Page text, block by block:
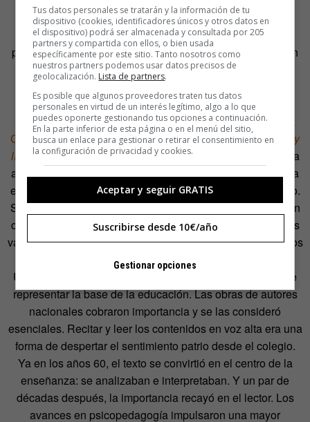
práctica habitual en los colegios británicos. Whitley y
Pullinger admiten que, aunque últimamente la costumbre
parece haber vuelto a los currículos educativos, no existen
investigaciones sobre los efectos positivos de aprender
poesía en las aulas o cómo debería integrarse en los
programas.
En España ha ocurrido algo similar. Como explicaTeresa
Colomeren su artículoLa didáctica de la literatura: temas y
líneas de investigación e innovación, desde la Edad Media
al siglo XIX, el principal propósito de la enseñanza literaria
era preparar a futuros profesionales para hablar en público.
Sermones de iglesia, discursos políticos, lectura dictada en
clérigos, notarios, etc. También servía para inculcar ciertos
valores morales. En ambos casos, lo mejor eran los clásicos
griegos y latinos.
Un poco más avanzado el siglo XIX, el clasicismo dejó de
representar la base de la educación. Las obras de autores
nacionales cobraron importancia y se las consideró
esenciales. Recitar y leer los contenidos en voz alta era una
forma de despertar el sentimiento patrio desde el colegio.
Ya en los años 60, el texto se convirtió en el centro de la
enseñanza: se analizaban e interpretaban. Y un par de
décadas después, la importancia recayó en el lector. Los
avances en psicopedagogía impulsaron una mayor
Tus datos personales se tratarán y la información de tu
dispositivo (cookies, identificadores únicos y otros datos en
el dispositivo) podrá ser almacenada y consultada por 205
partners y compartida con ellos, o bien usada
específicamente por este sitio. Tanto nosotros como
nuestros partners podemos usar datos precisos de
geolocalización. Lista de partners.
Es posible que algunos proveedores traten tus datos
personales en virtud de un interés legítimo, algo a lo que
puedes oponerte gestionando tus opciones a continuación.
En la parte inferior de esta página o en el menú del sitio,
busca un enlace para gestionar o retirar el consentimiento en
la configuración de privacidad y cookies.
Aceptar y seguir GRATIS
Suscribirse desde 10€/año
Gestionar opciones